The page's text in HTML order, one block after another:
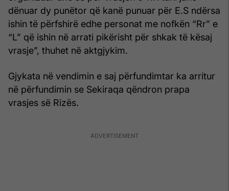
dënuar dy punëtor që kanë punuar për E.S ndërsa
ishin të përfshirë edhe personat me nofkën “Rr” e
“L” që ishin në arrati pikërisht për shkak të kësaj
vrasje”, thuhet në aktgjykim.
Gjykata në vendimin e saj përfundimtar ka arritur
në përfundimin se Sekiraqa qëndron prapa
vrasjes së Rizës.